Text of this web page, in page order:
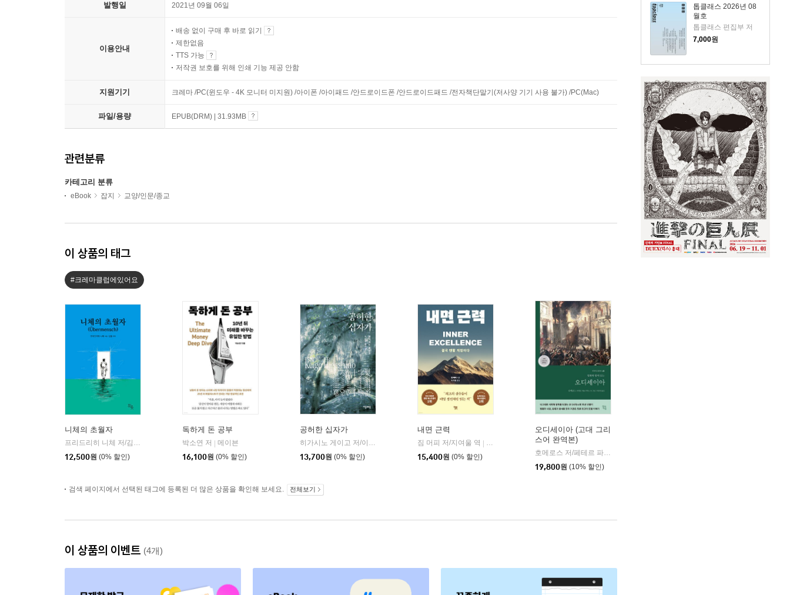
톱클래스 2026년 08
월호
톱클래스 편집부 저
7,000원
발행일 2021년 09월 06일
이용안내
배송 없이 구매 후 바로 읽기
제한없음
TTS 가능
저작권 보호를 위해 인쇄 기능 제공 안함
지원기기 크레마 /PC(윈도우 - 4K 모니터 미지원) /아이폰 /아이패드 /안드로이드폰 /안드로이드패드 /전자책단말기(저사양 기기 사용 불가) /PC(Mac)
파일/용량 EPUB(DRM) | 31.93MB
관련분류
카테고리 분류
eBook 잡지 교양/인문/종교
이 상품의 태그
#크레마클럽에있어요
니체의 초월자
프리드리히 니체 저/김철 편역
12,500원 (0% 할인)
독하게 돈 공부
박소연 저
메이븐
16,100원 (0% 할인)
공허한 십자가
히가시노 게이고 저/이선희 역
자음과모음
13,700원 (0% 할인)
내면 근력
짐 머피 저/지여울 역
윌북(willbook)
15,400원 (0% 할인)
오디세이아 (고대 그리
스어 완역본)
호메로스 저/페테르 파울 루벤스 그림/박문재 역
19,800원 (10% 할인)
검색 페이지에서 선택된 태그에 등록된 더 많은 상품을 확인해 보세요. 전체보기
이 상품의 이벤트 (4개)